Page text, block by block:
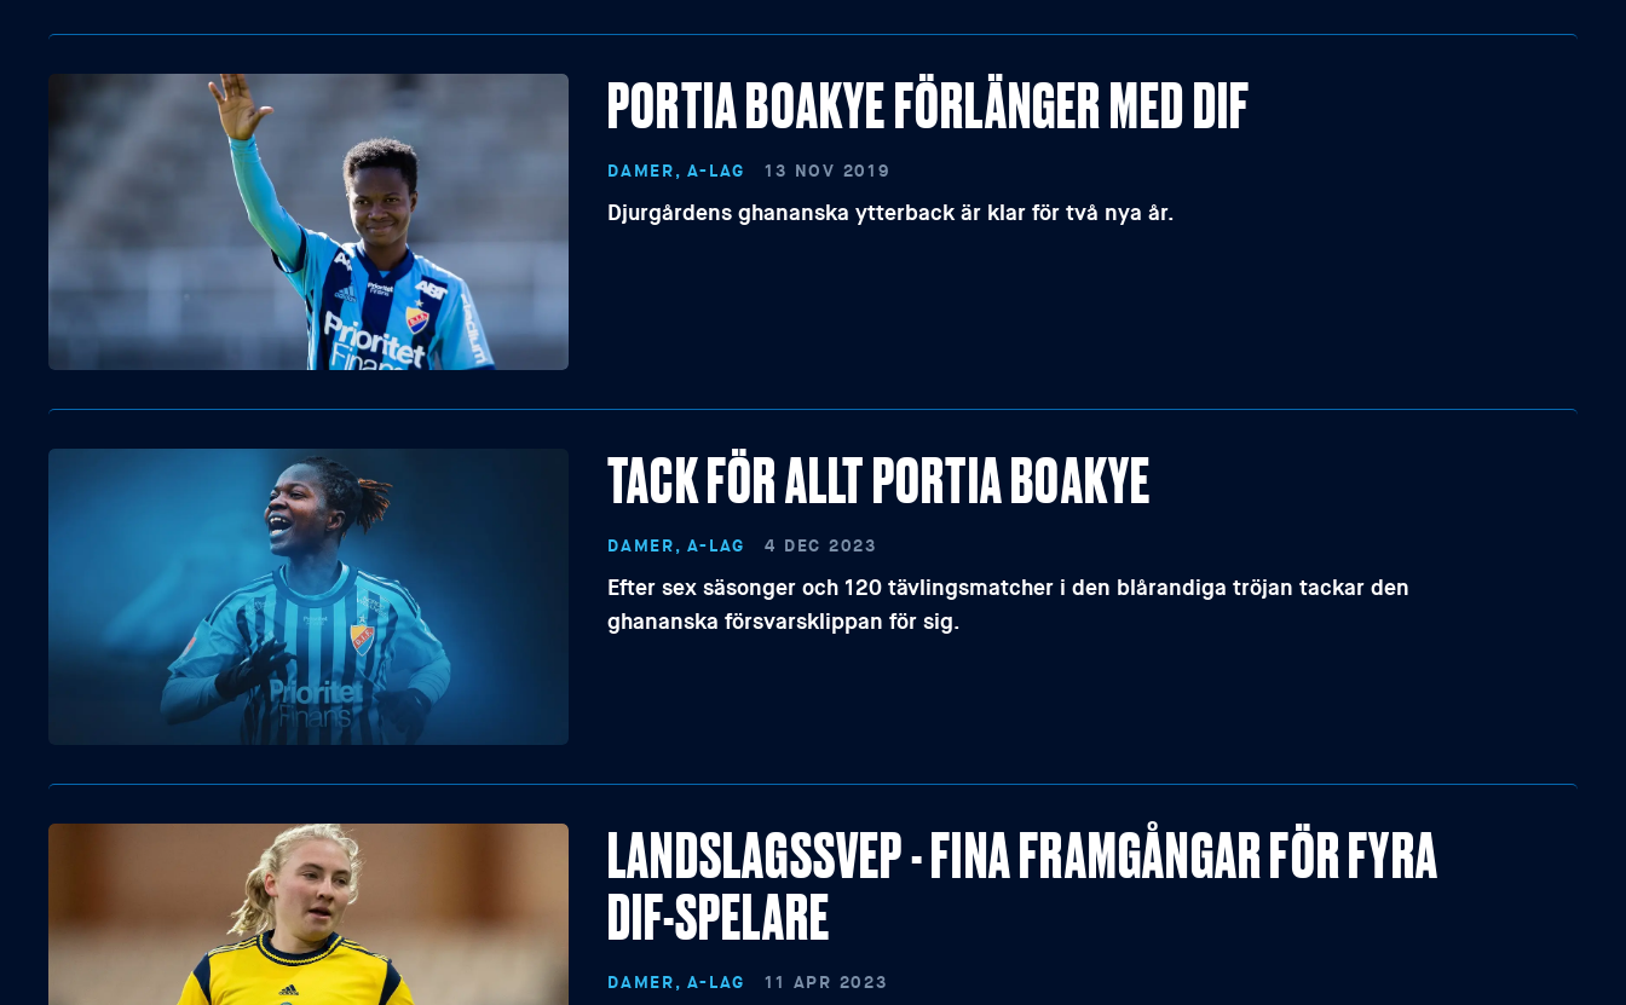
PORTIA BOAKYE FÖRLÄNGER MED DIF
DAMER, A-LAG 13 NOV 2019
Djurgårdens ghananska ytterback är klar för två nya år.
TACK FÖR ALLT PORTIA BOAKYE
DAMER, A-LAG 4 DEC 2023
Efter sex säsonger och 120 tävlingsmatcher i den blårandiga tröjan tackar den
ghananska försvarsklippan för sig.
LANDSLAGSSVEP - FINA FRAMGÅNGAR FÖR FYRA
DIF-SPELARE
DAMER, A-LAG 11 APR 2023